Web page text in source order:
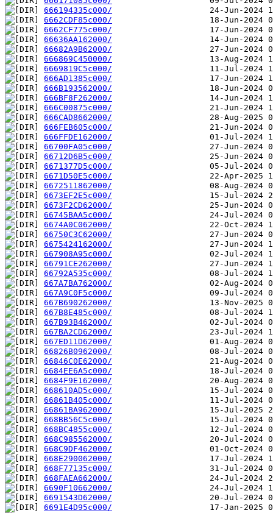
666194335c000/
6662CDF85c000/
6662CF775c000/
66636AA162000/
66682A9B62000/
666869C450000/
6669819C5c000/
666AD1385c000/
666B193562000/
666BF8F262000/
666C00875c000/
666CAD8662000/
666FEB605c000/
666FFDE162000/
66700FA05c000/
66712D6B5c000/
6671377D5c000/
6671D50E5c000/
6672511862000/
6673EF2E5c000/
6673F2CD62000/
66745BAA5c000/
6674A0C062000/
66750C3C62000/
6675424162000/
667908A95c000/
66791CE262000/
66792A535c000/
667A7BA762000/
667A9C0F5c000/
667B690262000/
667B8E485c000/
667B93B462000/
667BA2CD62000/
667ED11D62000/
66826B0962000/
66846C0E62000/
6684EE6A5c000/
6684F9E162000/
668610AD5c000/
66861B405c000/
66861BA962000/
668BB56C5c000/
668BC4855c000/
668C985562000/
668C9DF462000/
668E290062000/
668F77135c000/
668FAEA662000/
6690F10662000/
6691543D62000/
6691E4D95c000/